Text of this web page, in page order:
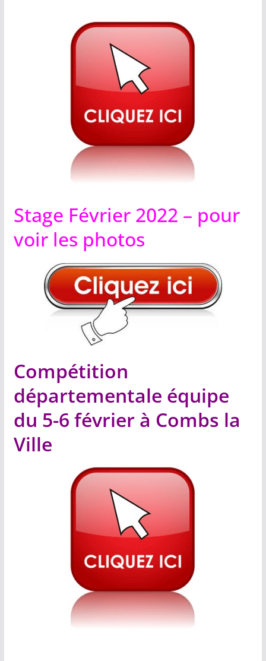
Stage Février 2022 – pour
voir les photos
Compétition
départementale équipe
du 5-6 février à Combs la
Ville